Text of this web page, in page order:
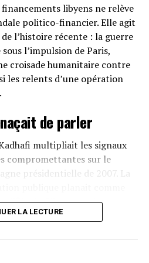
libyens ne relève
politico-financier. Elle agit
l’histoire récente : la guerre
l’impulsion de Paris,
croisade humanitaire contre
les relents d’une opération
de parler
multipliait les signaux
compromettantes sur le
présidentielle de 2007. La
l’Élysée. L’intervention
protéger la population civile, a
LA LECTURE